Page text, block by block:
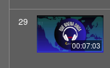
29
00:07:03